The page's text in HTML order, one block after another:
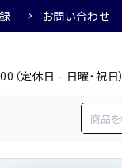
お問い合わせ
定休日 - 日曜・祝日）